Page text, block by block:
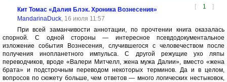
[ 1 ]
Кит Томас «Далия Блэк. Хроника Вознесения»
MandarinaDuck, 16 июля 11:57
При всей заманчивости аннотации, по прочтении книга оказалась
спорной. С одной стороны — интересное псевдодокументальное
изложение события Вознесения, случившегося с человечеством после
получения инопланетного импульса. С другой режущие ухо ляпы
переводчиков, вроде «Валери Митчелл, жена мужа Далии», вместо «жена
брата» и подстрочным переводом некоторых терминов. Да и в целом,
вопросов по сюжету больше, чем ответов — много логических нестыковок,